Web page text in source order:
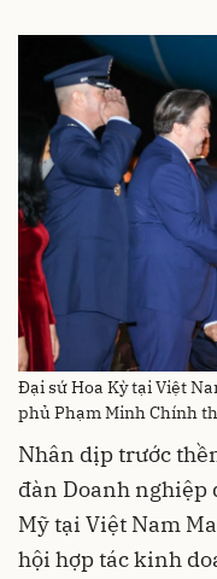
Đại sứ Hoa Kỳ tại Việt
phủ Phạm Minh Chính
Nhân dịp trước
đàn Doanh nghiệp
Mỹ tại Việt Nam
hội hợp tác kinh